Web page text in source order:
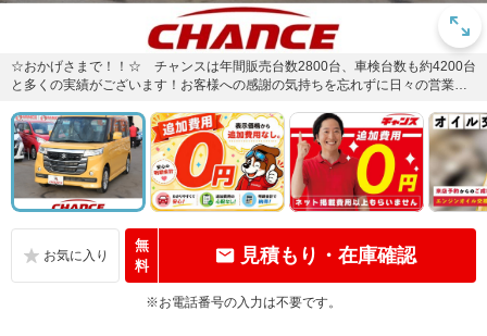
☆おかげさまで！！☆ チャンスは年間販売台数2800台、車検台数も約4200台
と多くの実績がございます！お客様への感謝の気持ちを忘れずに日々の営業活
無
料
見積もり・在庫確認
※お電話番号の入力は不要です。